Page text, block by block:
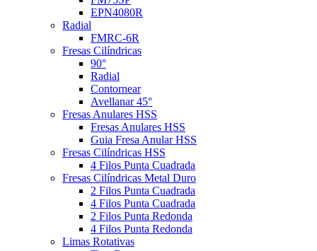
EPN4080R
Radial
FMRC-6R
Fresas Cilíndricas
90°
Radial
Contornear
Avellanar 45°
Fresas Anulares HSS
Fresas Anulares HSS
Guia Fresa Anular HSS
Fresas Cilíndricas HSS
4 Filos Punta Cuadrada
Fresas Cilíndricas Metal Duro
2 Filos Punta Cuadrada
4 Filos Punta Cuadrada
2 Filos Punta Redonda
4 Filos Punta Redonda
Limas Rotativas